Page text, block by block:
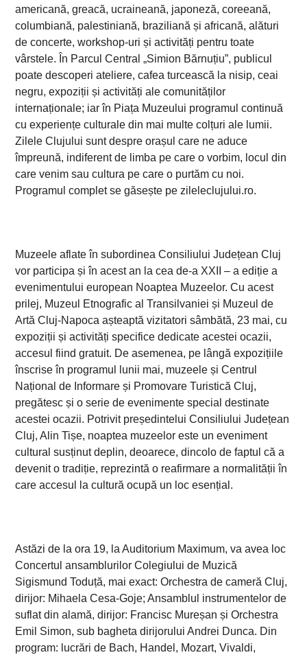
americană, greacă, ucraineană, japoneză, coreeană,
columbiană, palestiniană, braziliană și africană, alături
de concerte, workshop-uri și activități pentru toate
vârstele. În Parcul Central „Simion Bărnuțiu”, publicul
poate descoperi ateliere, cafea turcească la nisip, ceai
negru, expoziții și activități ale comunităților
internaționale; iar în Piața Muzeului programul continuă
cu experiențe culturale din mai multe colțuri ale lumii.
Zilele Clujului sunt despre orașul care ne aduce
împreună, indiferent de limba pe care o vorbim, locul din
care venim sau cultura pe care o purtăm cu noi.
Programul complet se găsește pe zileleclujului.ro.
Muzeele aflate în subordinea Consiliului Județean Cluj
vor participa și în acest an la cea de-a XXII – a ediție a
evenimentului european Noaptea Muzeelor. Cu acest
prilej, Muzeul Etnografic al Transilvaniei și Muzeul de
Artă Cluj-Napoca așteaptă vizitatori sâmbătă, 23 mai, cu
expoziții și activități specifice dedicate acestei ocazii,
accesul fiind gratuit. De asemenea, pe lângă expozițiile
înscrise în programul lunii mai, muzeele și Centrul
Național de Informare și Promovare Turistică Cluj,
pregătesc și o serie de evenimente special destinate
acestei ocazii. Potrivit președintelui Consiliului Județean
Cluj, Alin Tișe, noaptea muzeelor este un eveniment
cultural susținut deplin, deoarece, dincolo de faptul că a
devenit o tradiție, reprezintă o reafirmare a normalității în
care accesul la cultură ocupă un loc esențial.
Astăzi de la ora 19, la Auditorium Maximum, va avea loc
Concertul ansamblurilor Colegiului de Muzică
Sigismund Toduță, mai exact: Orchestra de cameră Cluj,
dirijor: Mihaela Cesa-Goje; Ansamblul instrumentelor de
suflat din alamă, dirijor: Francisc Mureșan și Orchestra
Emil Simon, sub bagheta dirijorului Andrei Dunca. Din
program: lucrări de Bach, Handel, Mozart, Vivaldi,